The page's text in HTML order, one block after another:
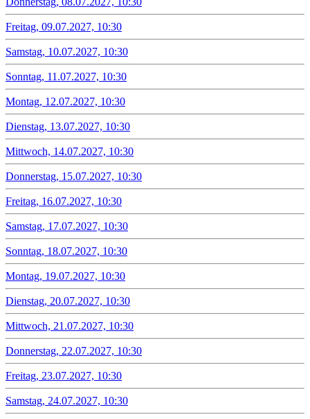
Freitag, 09.07.2027, 10:30
Samstag, 10.07.2027, 10:30
Sonntag, 11.07.2027, 10:30
Montag, 12.07.2027, 10:30
Dienstag, 13.07.2027, 10:30
Mittwoch, 14.07.2027, 10:30
Donnerstag, 15.07.2027, 10:30
Freitag, 16.07.2027, 10:30
Samstag, 17.07.2027, 10:30
Sonntag, 18.07.2027, 10:30
Montag, 19.07.2027, 10:30
Dienstag, 20.07.2027, 10:30
Mittwoch, 21.07.2027, 10:30
Donnerstag, 22.07.2027, 10:30
Freitag, 23.07.2027, 10:30
Samstag, 24.07.2027, 10:30